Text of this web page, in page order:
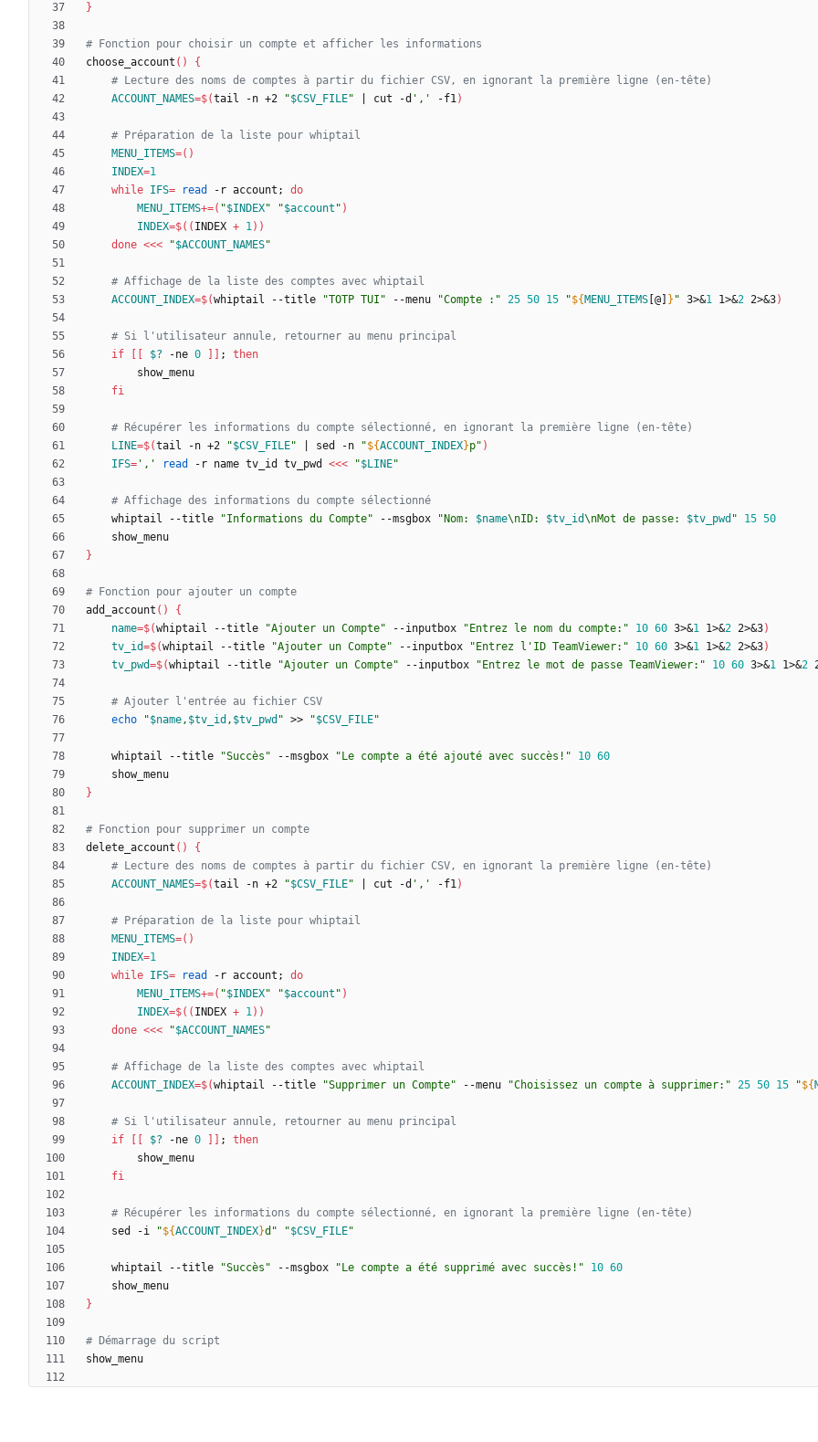
}
# Fonction pour choisir un compte et afficher les informations
choose_account ( )
{
# Lecture des noms de comptes à partir du fichier CSV, en ignorant la première ligne (en-tête)
ACCOUNT_NAMES=$(tail -n +2 "$CSV_FILE" cut -d ',' -f1)
# Préparation de la liste pour whiptail
MENU_ITEMS=( )
INDEX=1
while IFS= read -r account ;
do
MENU_ITEMS+=( "$INDEX" "$account " )
INDEX=$(( INDEX + 1))
done <<< "$ACCOUNT_NAMES"
# Affichage de la liste des comptes avec whiptail
ACCOUNT_INDEX=$(whiptail --title "TOTP TUI" --menu "Compte :" 25 50 15 "${ MENU_ITEMS [@] } " 3>&1 1>&2 2>&3)
# Si l'utilisateur annule, retourner au menu principal
if
$? -ne 0 ;
then
fi
# Récupérer les informations du compte sélectionné, en ignorant la première ligne (en-tête)
LINE=$(tail -n +2 "$CSV_FILE" sed -n "${ACCOUNT_INDEX}p" )
IFS= ',' read -r name tv_id tv_pwd <<< "$LINE"
# Affichage des informations du compte sélectionné
    whiptail --title
"Informations du Compte" --msgbox " Nom: $name\nID: $tv_id\nMot de passe: $tv_pwd " 15 50
}
# Fonction pour ajouter un compte
add_account ( )
{
name=$(whiptail --title "Ajouter un Compte" --inputbox "Entrez le nom du compte:" 10 60 3>&1 1>&2 2>&3)
tv_id=$(whiptail --title "Ajouter un Compte" --inputbox "Entrez l'ID TeamViewer:" 10 60 3>&1 1>&2 2>&3)
tv_pwd=$(whiptail --title "Ajouter un Compte" --inputbox "Entrez le mot de passe TeamViewer:" 10 60 3>&1 1>&2
# Ajouter l'entrée au fichier CSV
echo
"$name, $tv_id , $tv_pwd " >> "$CSV_FILE"
    whiptail --title
"Succès" --msgbox "Le compte a été ajouté avec succès!" 10 60
}
# Fonction pour supprimer un compte
delete_account ( )
{
# Lecture des noms de comptes à partir du fichier CSV, en ignorant la première ligne (en-tête)
ACCOUNT_NAMES=$(tail -n +2 "$CSV_FILE" cut -d ',' -f1)
# Préparation de la liste pour whiptail
MENU_ITEMS=( )
INDEX=1
while IFS= read -r account ;
do
MENU_ITEMS+=( "$INDEX" "$account " )
INDEX=$(( INDEX + 1))
done <<< "$ACCOUNT_NAMES"
# Affichage de la liste des comptes avec whiptail
ACCOUNT_INDEX=$(whiptail --title "Supprimer un Compte" --menu "Choisissez un compte à supprimer:" 25 50 15 "${
# Si l'utilisateur annule, retourner au menu principal
if
$? -ne 0 ;
then
fi
# Récupérer les informations du compte sélectionné, en ignorant la première ligne (en-tête)
    sed -i
"${ACCOUNT_INDEX}d " "$CSV_FILE"
    whiptail --title
"Succès" --msgbox "Le compte a été supprimé avec succès!" 10 60
}
# Démarrage du script